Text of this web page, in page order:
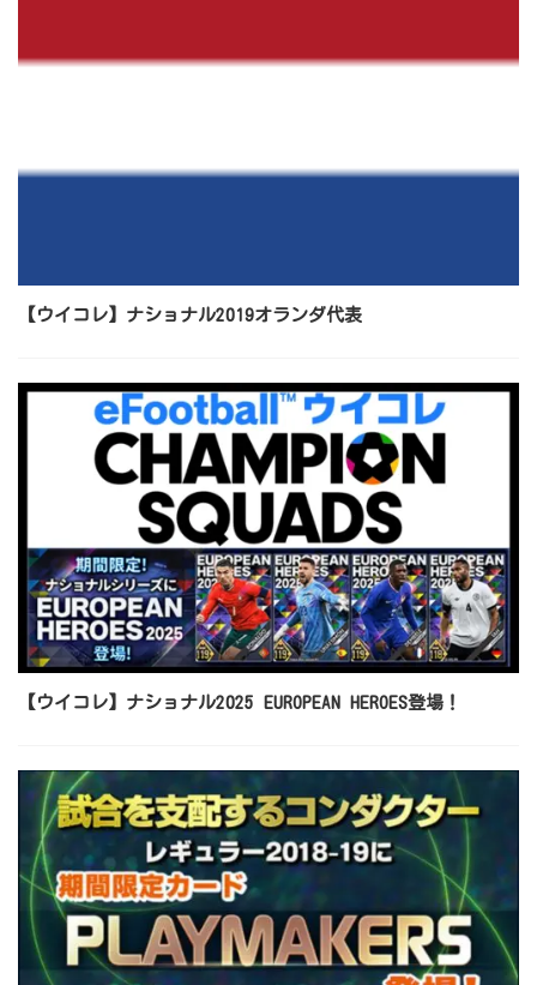
【ウイコレ】ナショナル2019オランダ代表
【ウイコレ】ナショナル2025 EUROPEAN HEROES登場！